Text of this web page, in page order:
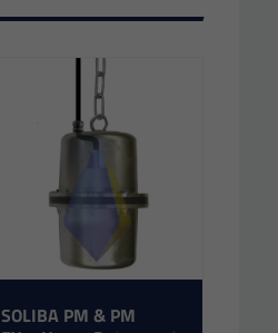
SOLIBA PM & PM